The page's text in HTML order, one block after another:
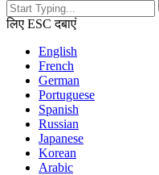
लिए ESC दबाएं
English
French
German
Portuguese
Spanish
Russian
Japanese
Korean
Arabic